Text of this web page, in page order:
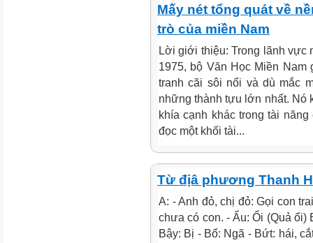
Mấy nét tổng quát về
trò của miền Nam
Lời giới thiệu: Trong lãnh vực
1975, bộ Văn Học Miền Nam
tranh cãi sôi nổi và dù mắc
những thành tựu lớn nhất. Nó
khía cạnh khác trong tài
đọc một khối tài...
Từ địâ phương Thanh
A: - Anh đỏ, chị đỏ: Gọi con
chưa có con. - Ẩu: Ổi (Quả ổi)
Bậy: Bị - Bổ: Ngã - Bứt: hái,